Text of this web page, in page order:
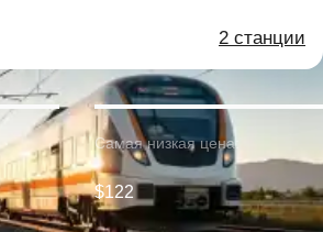
2 станции
Самая низкая цена:
$122